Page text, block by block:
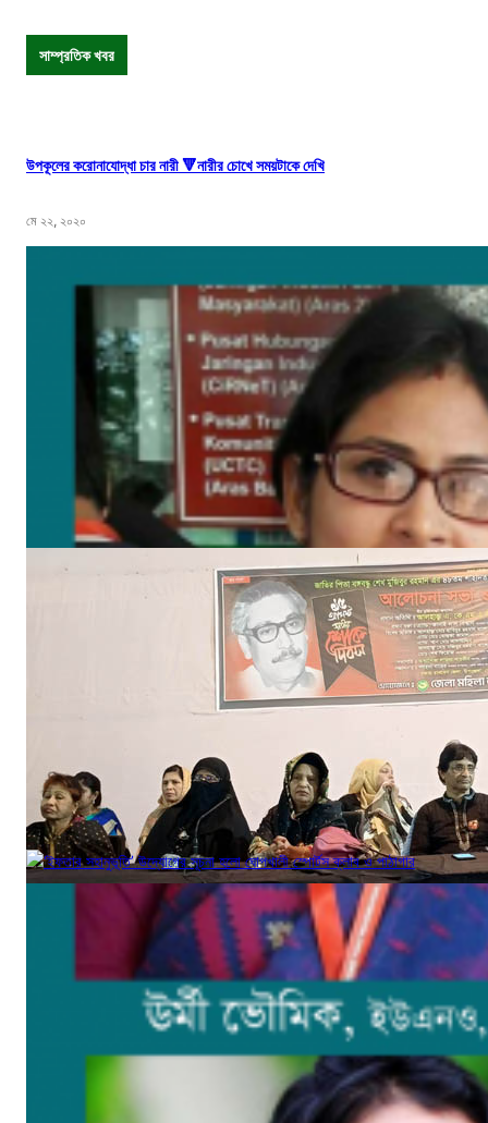
সাম্প্রতিক খবর
উপকূলের করোনাযোদ্ধা চার নারী 🔻নারীর চোখে সময়টাকে দেখি
মে ২২, ২০২০
বঙ্গবন্ধুর শাহাদাৎ বার্ষিকী উপলক্ষে পিরোজপুরে জেলা মহিলা আওয়ামীলীগের দোয়া মাহফিল
আগ ১৮, ২০২৩
‘ইফতার সহানুভূতি’ উদ্যোগের সূচনা হলো ঘোপখালী স্পোর্টস ক্লাব ও পাঠাগার
মার্চ ৪, ২০২৫
‘উপকূলবাসীকে সুরক্ষায় তিন হাজার কোটি টাকার প্রকল্প’ :: সংসদে পানি সম্পদমন্ত্রী